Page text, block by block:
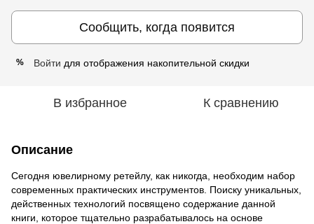
Сообщить, когда появится
% Войти для отображения накопительной скидки
В избранное К сравнению
Описание
Сегодня ювелирному ретейлу, как никогда, необходим набор
современных практических инструментов. Поиску уникальных,
действенных технологий посвящено содержание данной
книги, которое тщательно разрабатывалось на основе